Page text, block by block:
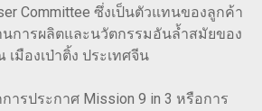
Committee ซึ่งเป็นตัวแทนของลูกค้า
นการผลิตและนวัตกรรมอันล้ำสมัยของ
มืองเป่าติ้ง ประเทศจีน
รประกาศ Mission 9 in 3 หรือการ